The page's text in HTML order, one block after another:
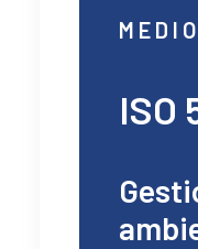
ISO